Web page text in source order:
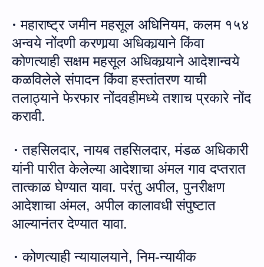
· महाराष्ट्र जमीन महसूल अधिनियम, कलम १५४
अन्‍वये नोंदणी करणार्‍या अधिकार्‍याने किंवा
कोणत्याहीसक्षम महसूल अधिकार्‍याने आदेशान्‍वये
कळविलेले संपादन किंवा हस्तांतरण याची
तलाठ्याने फेरफार नोंदवहीमध्ये तशाच प्रकारे नोंद
करावी.
· तहसिलदार, नायब तहसिलदार, मंडळ अधिकारी
यांनी पारीत केलेल्‍या आदेशाचा अंमल गाव दप्‍तरात
तात्‍काळ घेण्‍यात यावा. परंतु अपील, पुनरीक्षण
आदेशाचा अंमल, अपील कालावधी संपुष्‍टात
आल्‍यानंतर देण्‍यात यावा.
· कोणत्याहीन्‍यायालयाने, निम-न्‍यायीक